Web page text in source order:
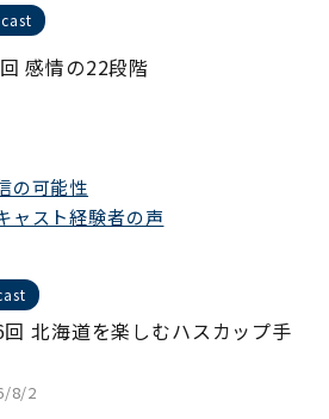
感情の22段階
の可能性
ャスト経験者の声
北海道を楽しむハスカップ手
8/2